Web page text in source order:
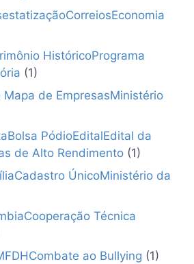
HistóricoPrograma
(1)
de EmpresasMinistério
PódioEditalEdital da
de Alto Rendimento (1)
ÚnicoMinistério da
Técnica
ao Bullying (1)